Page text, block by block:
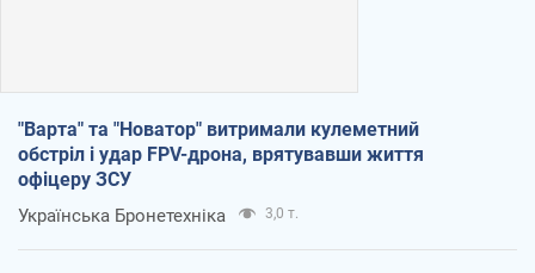
"Варта" та "Новатор" витримали кулеметний
обстріл і удар FPV-дрона, врятувавши життя
офіцеру ЗСУ
Українська Бронетехніка 3,0 т.